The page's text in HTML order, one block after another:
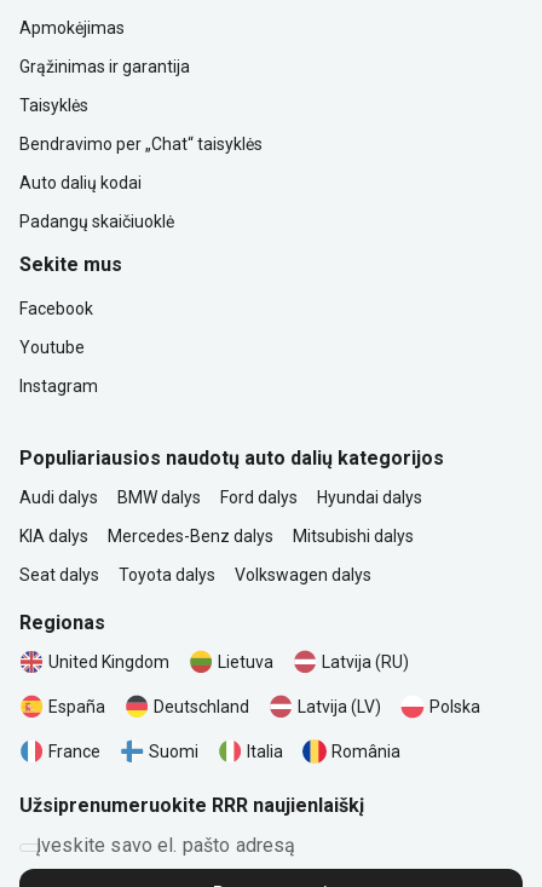
Apmokėjimas
Grąžinimas ir garantija
Taisyklės
Bendravimo per „Chat“ taisyklės
Auto dalių kodai
Padangų skaičiuoklė
Sekite mus
Facebook
Youtube
Instagram
Populiariausios naudotų auto dalių kategorijos
Audi dalys BMW dalys Ford dalys
Hyundai dalys
KIA dalys
Mercedes-Benz dalys
Mitsubishi dalys
Seat dalys
Toyota dalys Volkswagen dalys
Regionas
United Kingdom Lietuva Latvija (RU)
España Deutschland Latvija (LV) Polska
France Suomi Italia România
Užsiprenumeruokite RRR naujienlaiškį
Įveskite savo el. pašto adresą